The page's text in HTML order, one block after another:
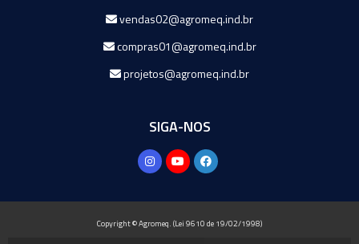
vendas02@agromeq.ind.br
compras01@agromeq.ind.br
projetos@agromeq.ind.br
SIGA-NOS
Copyright © Agromeq. (Lei 9610 de 19/02/1998)